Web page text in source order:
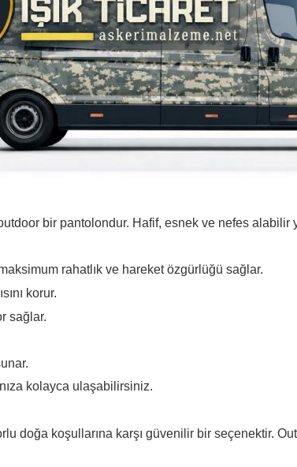
bir pantolondur. Hafif, esnek ve nefes alabilir
rahatlık ve hareket özgürlüğü sağlar.
korur.
sağlar.
kolayca ulaşabilirsiniz.
doğa koşullarına karşı güvenilir bir seçenektir.